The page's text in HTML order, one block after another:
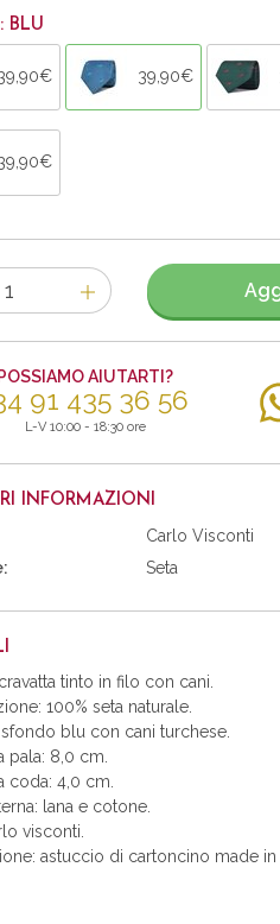
BLU
39,90€
POSSIAMO AIUTARTI?
91 435 36 56
L-V 10:00 - 18:30 ore
INFORMAZIONI
Carlo Visconti
Seta
tinto in filo con cani.
100% seta naturale.
blu con cani turchese.
pala: 8,0 cm.
coda: 4,0 cm.
lana e cotone.
visconti.
astuccio di cartoncino made in